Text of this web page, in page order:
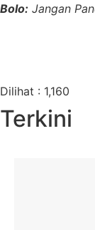
Bolo: Jangan
Dilihat : 1,160
Terkini